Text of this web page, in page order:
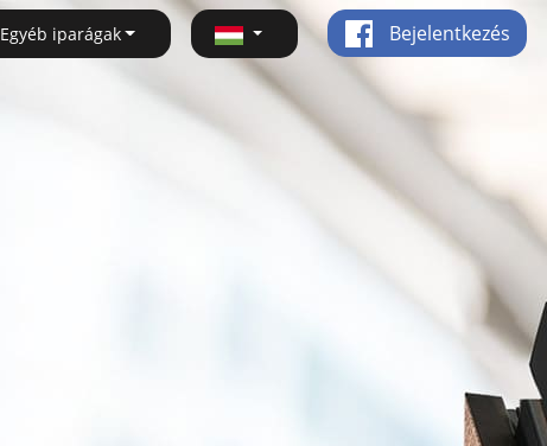
Egyéb iparágak Bejelentkezés